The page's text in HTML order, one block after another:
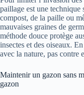
paillage est une
compost, de la paille ou
mauvaises graines de
méthode douce protège
insectes et des oiseaux.
avec la nature, pas contre
Maintenir un gazon sans
gazon